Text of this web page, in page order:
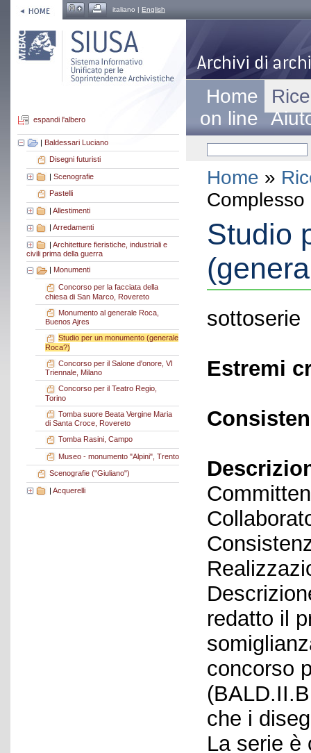
italiano | English
espandi l'albero
| Baldessari Luciano
Disegni futuristi
| Scenografie
Pastelli
| Allestimenti
Arredamenti
| Architetture fieristiche, industriali e
civili prima della guerra
Monumenti
Concorso per la facciata della
chiesa di San Marco, Rovereto
Monumento al generale Roca,
Buenos Ajres
Studio per un monumento (generale
Roca?)
Concorso per il Salone d'onore, VI
Triennale, Milano
Concorso per il Teatro Regio,
Torino
Tomba suore Beata Vergine Maria
di Santa Croce, Rovereto
Tomba Rasini, Campo
Museo - monumento "Alpini", Trento
Scenografie ("Giuliano")
| Acquerelli
Home
on line
Home »
Studio
sottoserie
Estremi
redatto il
concorso
che i
La serie è